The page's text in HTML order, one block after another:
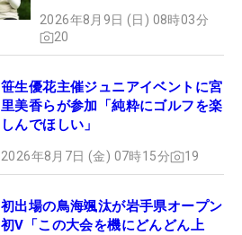
2026年8月9日 (日) 08時03分
20
笹生優花主催ジュニアイベントに宮
里美香らが参加「純粋にゴルフを楽
しんでほしい」
2026年8月7日 (金) 07時15分 19
初出場の鳥海颯汰が岩手県オープン
初V「この大会を機にどんどん上